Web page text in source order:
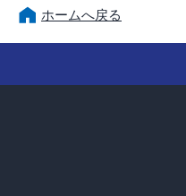
ホームへ戻る